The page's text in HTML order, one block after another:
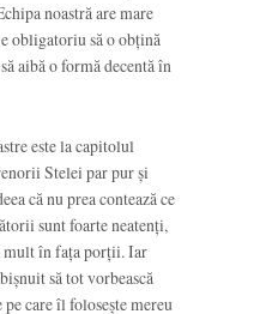
noastră are mare
obligatoriu să o obțină
aibă o formă decentă în
este la capitolul
Stelei par pur și
că nu prea contează ce
sunt foarte neatenți,
mult în fața porții. Iar
să tot vorbească
care îl folosește mereu